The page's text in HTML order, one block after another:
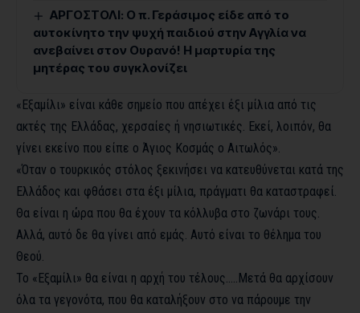
ΑΡΓΟΣΤΟΛΙ: Ο π. Γεράσιμος είδε από το
αυτοκίνητο την ψυχή παιδιού στην Αγγλία να
ανεβαίνει στον Ουρανό! Η μαρτυρία της
μητέρας του συγκλονίζει
«Εξαμίλι» είναι κάθε σημείο που απέχει έξι μίλια από τις
ακτές της Ελλάδας, χερσαίες ή νησιωτικές. Εκεί, λοιπόν, θα
γίνει εκείνο που είπε ο Άγιος Κοσμάς ο Αιτωλός».
«Όταν ο τουρκικός στόλος ξεκινήσει να κατευθύνεται κατά της
Ελλάδος και φθάσει στα έξι μίλια, πράγματι θα καταστραφεί.
Θα είναι η ώρα που θα έχουν τα κόλλυβα στο ζωνάρι τους.
Αλλά, αυτό δε θα γίνει από εμάς. Αυτό είναι το θέλημα του
Θεού.
Το «Εξαμίλι» θα είναι η αρχή του τέλους…..Μετά θα αρχίσουν
όλα τα γεγονότα, που θα καταλήξουν στο να πάρουμε την